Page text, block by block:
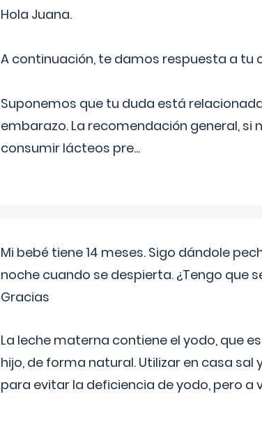
Hola Juana.
A continuación, te damos respuesta a tu
Suponemos que tu duda está
embarazo. La recomendación general, si
consumir lácteos pre...
Mi bebé tiene 14 meses. Sigo dándole
noche cuando se despierta. ¿Tengo que
Gracias
La leche materna contiene el yodo, que
hijo, de forma natural. Utilizar en casa
para evitar la deficiencia de yodo, pero a